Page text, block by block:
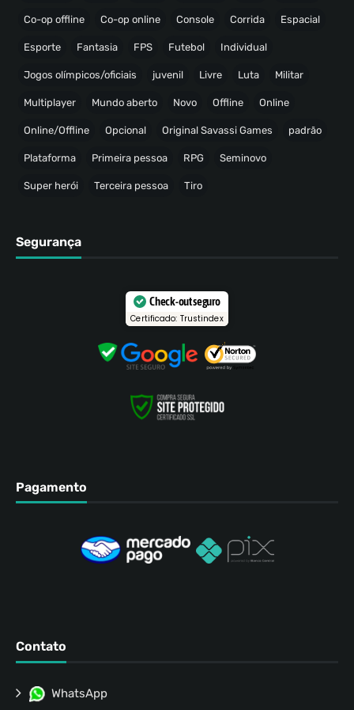
Co-op offline Co-op online Console Corrida Espacial
Esporte Fantasia FPS Futebol Individual
Jogos olímpicos/oficiais juvenil Livre Luta Militar
Multiplayer Mundo aberto Novo Offline Online
Online/Offline Opcional Original Savassi Games padrão
Plataforma Primeira pessoa RPG Seminovo
Super herói Terceira pessoa Tiro
Segurança
Check-out seguro
Certificado: Trustindex
Pagamento
Contato
WhatsApp